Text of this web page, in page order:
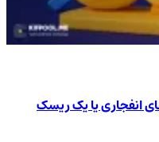
انفجاری یا یک ریسک